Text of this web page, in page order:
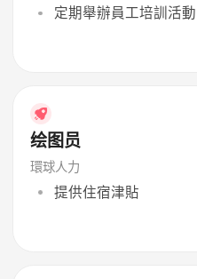
定期舉辦員工培訓活動
绘图员
環球人力
提供住宿津貼